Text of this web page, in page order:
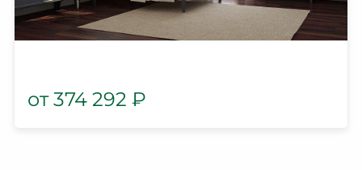
374 292 ₽